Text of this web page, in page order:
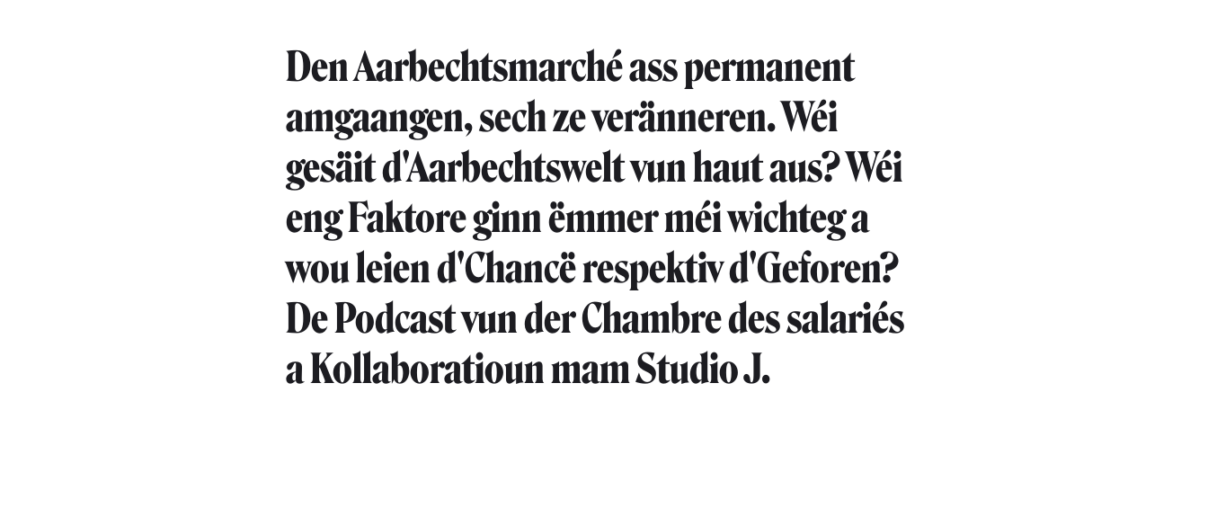
Den Aarbechtsmarché ass permanent
amgaangen, sech ze veränneren. Wéi
gesäit d'Aarbechtswelt vun haut aus? Wéi
eng Faktore ginn ëmmer méi wichteg a
wou leien d'Chancë respektiv d'Geforen?
De Podcast vun der Chambre des salariés
a Kollaboratioun mam Studio J.